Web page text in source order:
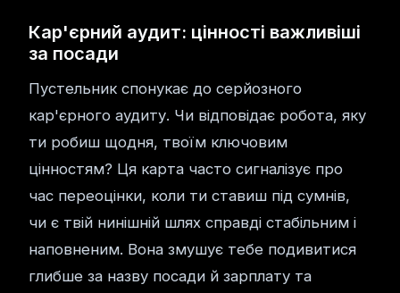
Кар'єрний аудит: цінності важливіші
за посади
Пустельник спонукає до серйозного
кар'єрного аудиту. Чи відповідає робота, яку
ти робиш щодня, твоїм ключовим
цінностям? Ця карта часто сигналізує про
час переоцінки, коли ти ставиш під сумнів,
чи є твій нинішній шлях справді стабільним і
наповненим. Вона змушує тебе подивитися
глибше за назву посади й зарплату та